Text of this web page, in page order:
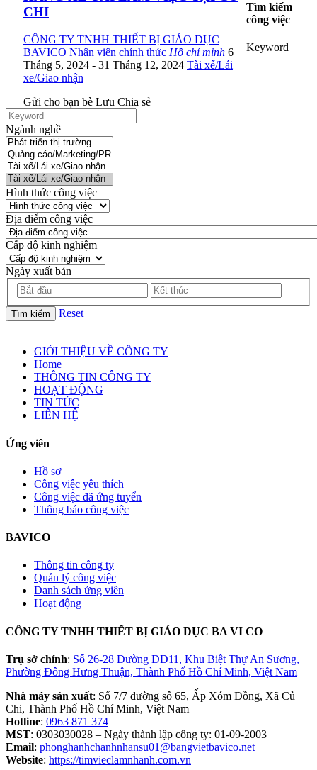
CHI
CÔNG TY TNHH THIẾT BỊ GIÁO DỤC
BAVICO Nhân viên chính thức Hồ chí minh 6
Tháng 5, 2024 - 31 Tháng 12, 2024 Tài xế/Lái
xe/Giao nhận
Gửi cho bạn bè Lưu Chia sẻ
Tìm kiếm
công việc
Keyword
Ngành nghề
Hình thức công việc
Địa điểm công việc
Cấp độ kinh nghiệm
Ngày xuất bản
Tìm kiếm Reset
GIỚI THIỆU VỀ CÔNG TY
Home
THÔNG TIN CÔNG TY
HOẠT ĐỘNG
TIN TỨC
LIÊN HỆ
Ứng viên
Hồ sơ
Công việc yêu thích
Công việc đã ứng tuyển
Thông báo công việc
BAVICO
Thông tin công ty
Quản lý công việc
Danh sách ứng viên
Hoạt động
CÔNG TY TNHH THIẾT BỊ GIÁO DỤC BA VI CO
Trụ sở chính: Số 26-28 Đường DD11, Khu Biệt Thự An Sương,
Phường Đông Hưng Thuận, Thành Phố Hồ Chí Minh, Việt Nam
Nhà máy sản xuất: Số 7/7 đường số 65, Ấp Xóm Đồng, Xã Củ
Chi, Thành Phố Hồ Chí Minh, Việt Nam
Hotline: 0963 871 374
MST: 0303030028 – Ngày thành lập công ty: 01-09-2003
Email: phonghanhchanhnhansu01@bangvietbavico.net
Website: https://timvieclamnhanh.com.vn